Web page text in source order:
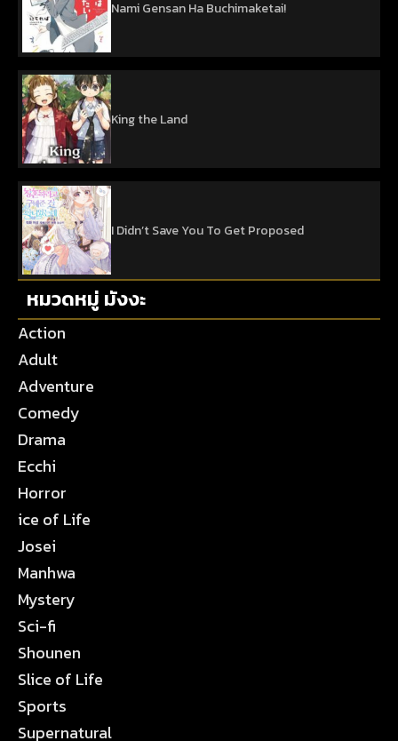
Nami Gensan Ha Buchimaketai!
King the Land
I Didn’t Save You To Get Proposed
หมวดหมู่ มังงะ
Action
Adult
Adventure
Comedy
Drama
Ecchi
Horror
ice of Life
Josei
Manhwa
Mystery
Sci-fi
Shounen
Slice of Life
Sports
Supernatural